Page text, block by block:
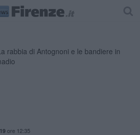
ore 12:35